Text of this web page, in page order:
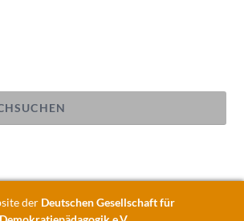
der Deutschen Gesellschaft für